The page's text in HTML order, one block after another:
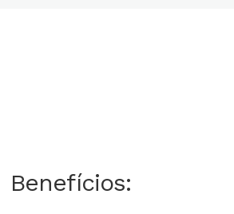
Benefícios: